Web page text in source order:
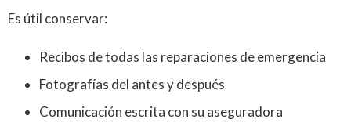
Es útil conservar:
Recibos de todas las reparaciones de emergencia
Fotografías del antes y después
Comunicación escrita con su aseguradora